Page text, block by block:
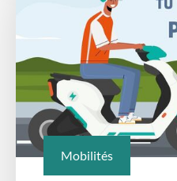
Mobilités